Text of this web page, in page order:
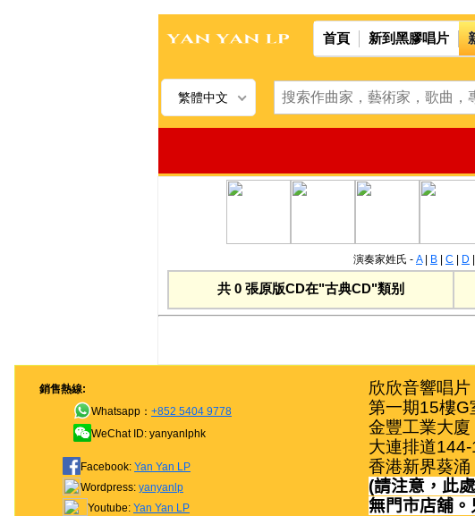
首頁 新到黑膠唱片
繁體中文
演奏家姓氏 - A| B | C | D |
共 0 張原版CD在"古典CD"類别
銷售熱線:
Whatsapp： +852 5404 9778
WeChat ID: yanyanlphk
Facebook: Yan Yan LP
Wordpress: yanyanlp
Youtube: Yan Yan LP
欣欣音響唱片
第一期15樓G
金豐工業大廈
大連排道
香港新界葵涌
(請注意，此
無門市店舖。